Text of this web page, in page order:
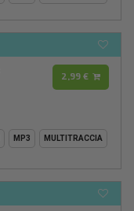
2,99 €
MP3 MULTITRACCIA